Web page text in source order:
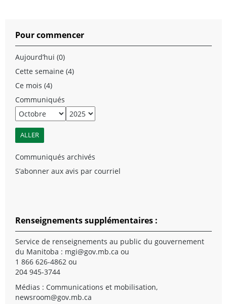
Pour commencer
Aujourd’hui (0)
Cette semaine (4)
Ce mois (4)
Communiqués
Communiqués archivés
S’abonner aux avis par courriel
Renseignements supplémentaires :
Service de renseignements au public du gouvernement
du Manitoba : mgi@gov.mb.ca ou
1 866 626-4862 ou
204 945-3744
Médias : Communications et mobilisation,
newsroom@gov.mb.ca